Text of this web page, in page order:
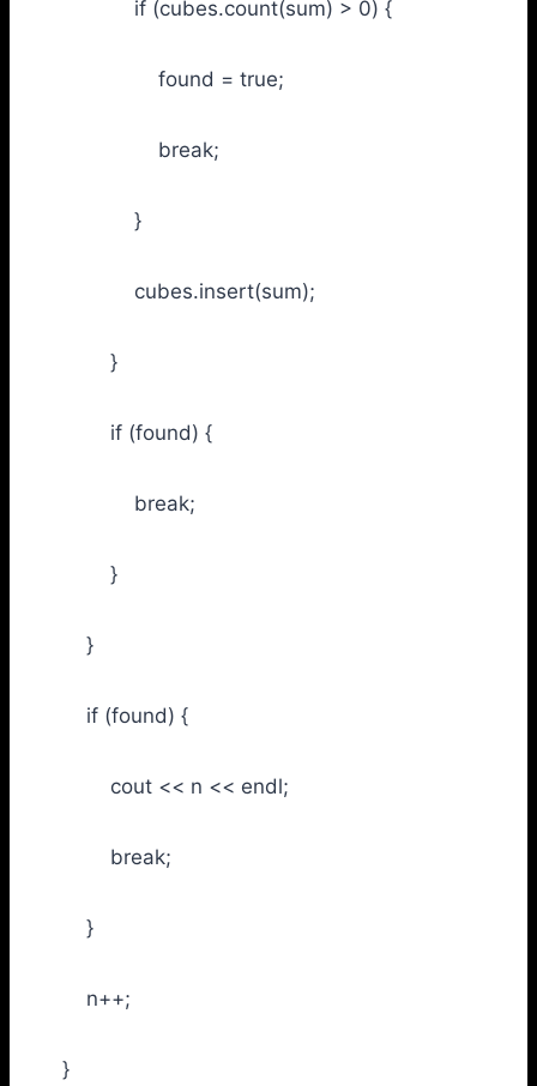
if (cubes.count(sum) > 0) {
found = true;
break;
}
cubes.insert(sum);
}
if (found) {
break;
}
}
if (found) {
cout << n << endl;
break;
}
n++;
}